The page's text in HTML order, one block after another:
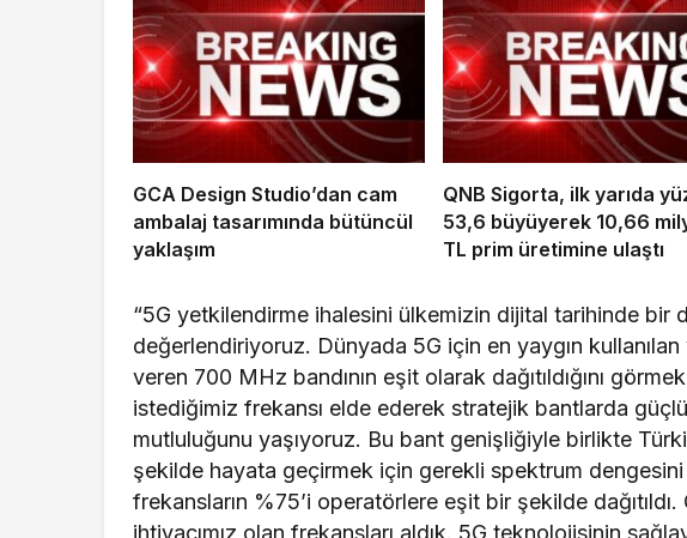
GCA Design Studio’dan cam
ambalaj tasarımında bütüncül
yaklaşım
QNB Sigorta, ilk yarıda
53,6 büyüyerek 10,66
TL prim üretimine ulaştı
“5G yetkilendirme ihalesini ülkemizin dijital tarihinde bir
değerlendiriyoruz. Dünyada 5G için en yaygın
veren 700 MHz bandının eşit olarak dağıtıldığını
istediğimiz frekansı elde ederek stratejik bantlarda
mutluluğunu yaşıyoruz. Bu bant genişliğiyle birlikte
şekilde hayata geçirmek için gerekli spektrum dengesini
frekansların %75’i operatörlere eşit bir şekilde